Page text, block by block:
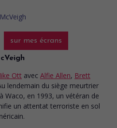
sur mes écrans
Ott avec Alfie Allen, Brett
lendemain du siège meurtrier
Waco, en 1993, un vétéran de
un attentat terroriste en sol